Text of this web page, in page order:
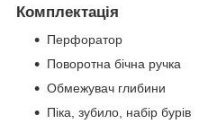
Комплектація
Перфоратор
Поворотна бічна ручка
Обмежувач глибини
Піка, зубило, набір бурів